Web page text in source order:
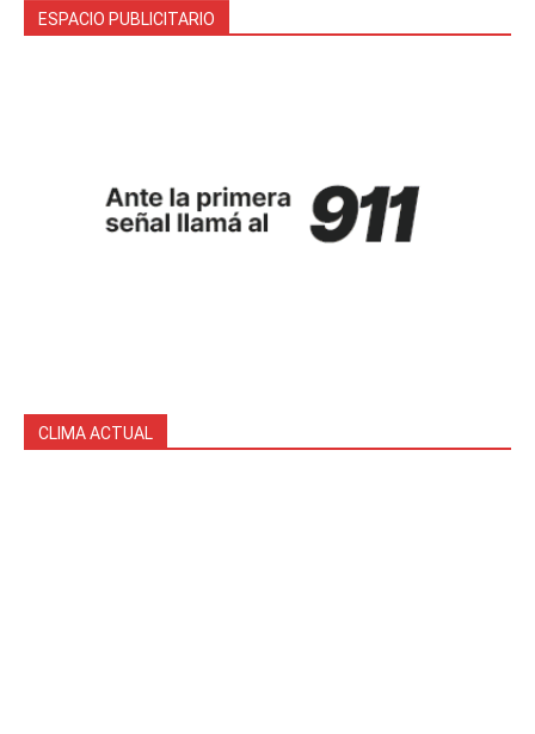
ESPACIO PUBLICITARIO
CLIMA ACTUAL